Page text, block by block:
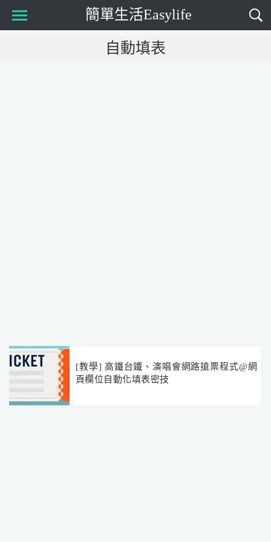
簡單生活Easylife
自動填表
[教學] 高鐵台鐵、演唱會網路搶票程式@網
頁欄位自動化填表密技